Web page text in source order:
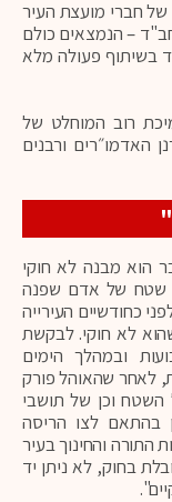
של חברי מועצת העיר
– הנמצאים כולם
בשיתוף פעולה מלא
רוב המוחלט של
האדמו״רים ורבנים
הוא מבנה לא חוקי
שטח של אדם שפנה
כחודשיים העירייה
לא חוקי. לבקשת
ובמהלך הימים
לאחר שהאוהל פורק
וכן של תושבי
בהתאם לצו הריסה
התורה והחינוך בעיר
בחוק, לא ניתן יד